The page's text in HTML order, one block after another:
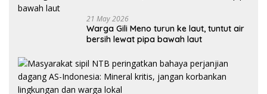
21 May 2026
Warga Gili Meno turun ke laut, tuntut air
bersih lewat pipa bawah laut